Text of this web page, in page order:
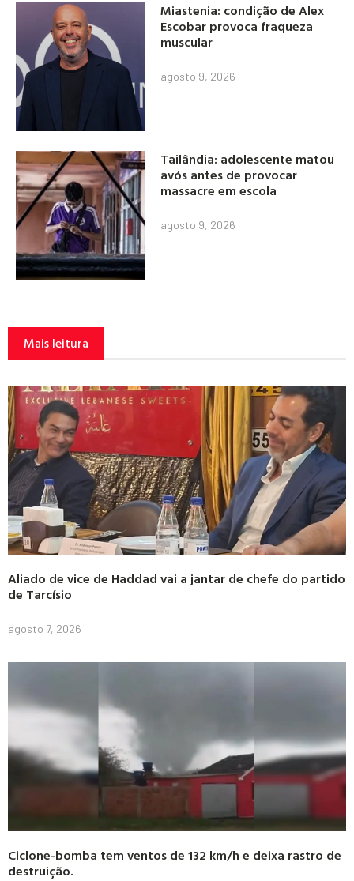
Miastenia: condição de Alex
Escobar provoca fraqueza
muscular
agosto 9, 2026
Tailândia: adolescente matou
avós antes de provocar
massacre em escola
agosto 9, 2026
Mais leitura
Aliado de vice de Haddad vai a jantar de chefe do partido
de Tarcísio
agosto 7, 2026
Ciclone-bomba tem ventos de 132 km/h e deixa rastro de
destruição.